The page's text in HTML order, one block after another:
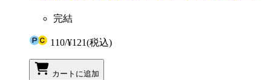
完結
110/¥121(税込)
カートに追加